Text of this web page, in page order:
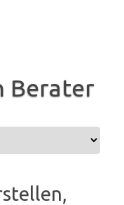
Berater